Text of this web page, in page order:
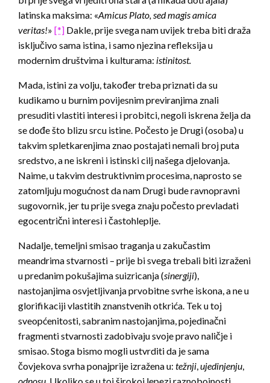
latinska maksima: «Amicus Plato, sed magis amica
veritas!» [*] Dakle, prije svega nam uvijek treba biti draža
isključivo sama istina, i samo njezina refleksija u
modernim društvima i kulturama: istinitost.
Mada, istini za volju, također treba priznati da su
kudikamo u burnim povijesnim previranjima znali
presuditi vlastiti interesi i probitci, negoli iskrena želja da
se dođe što blizu srcu istine. Počesto je Drugi (osoba) u
takvim spletkarenjima znao postajati nemali broj puta
sredstvo, a ne iskreni i istinski cilj našega djelovanja.
Naime, u takvim destruktivnim procesima, naprosto se
zatomljuju mogućnost da nam Drugi bude ravnopravni
sugovornik, jer tu prije svega znaju počesto prevladati
egocentrični interesi i častohleplje.
Nadalje, temeljni smisao traganja u zakučastim
meandrima stvarnosti – prije bi svega trebali biti izraženi
u predanim pokušajima suizricanja (sinergiji),
nastojanjima osvjetljivanja prvobitne svrhe iskona, a ne u
glorifikaciji vlastitih znanstvenih otkrića. Tek u toj
sveopćenitosti, sabranim nastojanjima, pojedinačni
fragmenti stvarnosti zadobivaju svoje pravo naličje i
smisao. Stoga bismo mogli ustvrditi da je sama
čovjekova svrha ponajprije izražena u: težnji,ujedinjenju,